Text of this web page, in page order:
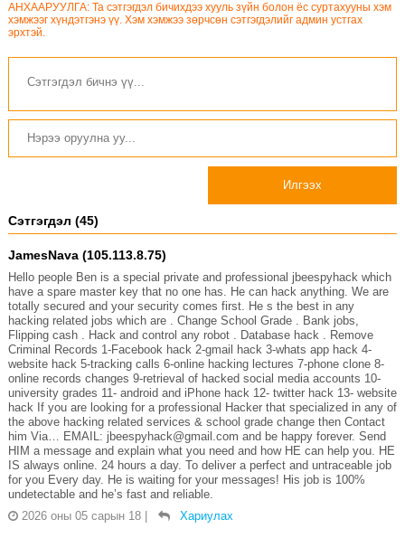
АНХААРУУЛГА: Та сэтгэгдэл бичихдээ хууль зүйн болон ёс суртахууны хэм
хэмжээг хүндэтгэнэ үү. Хэм хэмжээ зөрчсөн сэтгэгдэлийг админ устгах
эрхтэй.
Илгээх
Сэтгэгдэл (45)
JamesNava (105.113.8.75)
Hello people Ben is a special private and professional jbeespyhack which
have a spare master key that no one has. He can hack anything. We are
totally secured and your security comes first. He s the best in any
hacking related jobs which are . Change School Grade . Bank jobs,
Flipping cash . Hack and control any robot . Database hack . Remove
Criminal Records 1-Facebook hack 2-gmail hack 3-whats app hack 4-
website hack 5-tracking calls 6-online hacking lectures 7-phone clone 8-
online records changes 9-retrieval of hacked social media accounts 10-
university grades 11- android and iPhone hack 12- twitter hack 13- website
hack If you are looking for a professional Hacker that specialized in any of
the above hacking related services & school grade change then Contact
him Via… EMAIL: jbeespyhack@gmail.com and be happy forever. Send
HIM a message and explain what you need and how HE can help you. HE
IS always online. 24 hours a day. To deliver a perfect and untraceable job
for you Every day. He is waiting for your messages! His job is 100%
undetectable and he’s fast and reliable.
2026 оны 05 сарын 18 | Хариулах